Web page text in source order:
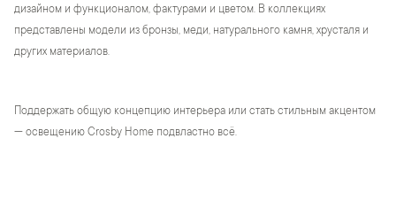
дизайном и функционалом, фактурами и цветом. В коллекциях
представлены модели из бронзы, меди, натурального камня, хрусталя и
других материалов.
Поддержать общую концепцию интерьера или стать стильным акцентом
— освещению Crosby Home подвластно всё.